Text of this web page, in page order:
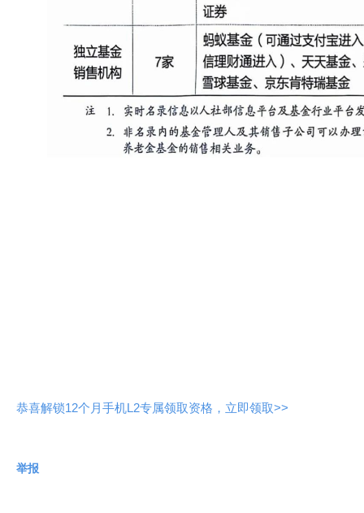
恭喜解锁12个月手机L2专属领取资格，立即领取>>
举报